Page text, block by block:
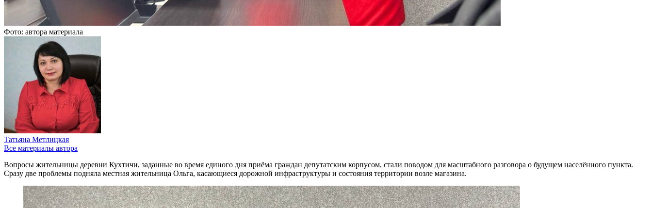
Фото: автора материала
Татьяна Метлицкая
Все материалы автора
Вопросы жительницы деревни Кухтичи, заданные во время единого дня приёма граждан депутатским корпусом, стали поводом для масштабного разговора о будущем населённого пункта.
Сразу две проблемы подняла местная жительница Ольга, касающиеся дорожной инфраструктуры и состояния территории возле магазина.